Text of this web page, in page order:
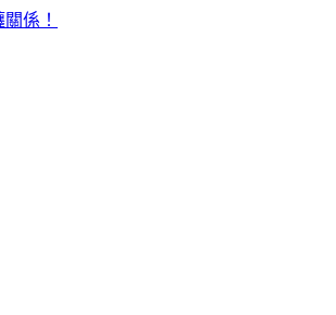
係！